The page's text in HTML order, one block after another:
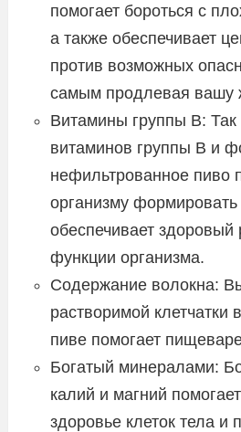
помогает бороться с
а также обеспечивает
против возможных
самым продлевая вашу
Витамины группы В: Так
витаминов группы В и
нефильтрованное пиво
организму
обеспечивает здоровый
функции организма.
Содержание волокна:
растворимой
пиве помогает
Богатый минералами:
калий и магний
здоровье клеток тела и